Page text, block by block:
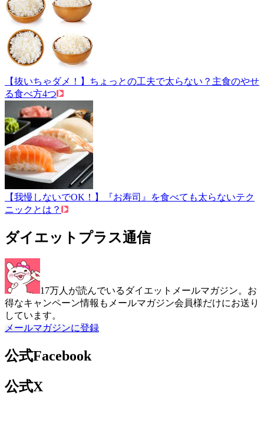
【抜いちゃダメ！】ちょっとの工夫で太らない？主食のやせ
る食べ方4つ
【我慢しないでOK！】『お寿司』を食べても太らないテク
ニックとは？
ダイエットプラス通信
17万人が読んでいるダイエットメールマガジン。お
得なキャンペーン情報もメールマガジン会員様だけにお送り
しています。
メールマガジンに登録
公式Facebook
公式X